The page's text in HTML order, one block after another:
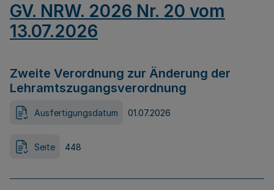
GV. NRW. 2026 Nr. 20 vom
13.07.2026
Zweite Verordnung zur Änderung der
Lehramtszugangsverordnung
Ausfertigungsdatum 01.07.2026
Seite 448